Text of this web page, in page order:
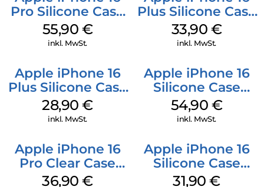
Pro Silicone Case
MagSafe Stone
Gray
55,90 €
inkl. MwSt.
Plus Silicone Case
MagSafe Lake
Green
33,90 €
inkl. MwSt.
Apple iPhone 16
Plus Silicone Case
MagSafe Black
28,90€
inkl. MwSt.
Apple iPhone 16
Silicone Case
MagSafe Lake
Green
54,90 €
inkl. MwSt.
Apple iPhone 16
Pro Clear Case
MagSafe
36,90€
Apple iPhone 16
Silicone Case
MagSafe Fuchsia
31,90€